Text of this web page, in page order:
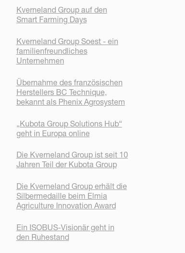
Kverneland Group auf den
Smart Farming Days
Kverneland Group Soest - ein
familienfreundliches
Unternehmen
Übernahme des französischen
Herstellers BC Technique,
bekannt als Phenix Agrosystem
„Kubota Group Solutions Hub“
geht in Europa online
Die Kverneland Group ist seit 10
Jahren Teil der Kubota Group
Die Kverneland Group erhält die
Silbermedaille beim Elmia
Agriculture Innovation Award
Ein ISOBUS-Visionär geht in
den Ruhestand